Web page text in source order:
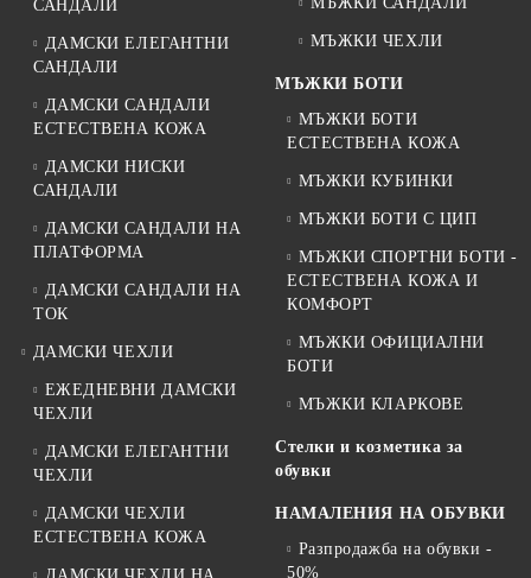
САНДАЛИ
ДАМСКИ ЕЛЕГАНТНИ
САНДАЛИ
ДАМСКИ САНДАЛИ
ЕСТЕСТВЕНА КОЖА
ДАМСКИ НИСКИ
САНДАЛИ
ДАМСКИ САНДАЛИ НА
ПЛАТФОРМА
ДАМСКИ САНДАЛИ НА
ТОК
ДАМСКИ ЧЕХЛИ
ЕЖЕДНЕВНИ ДАМСКИ
ЧЕХЛИ
ДАМСКИ ЕЛЕГАНТНИ
ЧЕХЛИ
ДАМСКИ ЧЕХЛИ
ЕСТЕСТВЕНА КОЖА
МЪЖКИ ЧЕХЛИ
МЪЖКИ БОТИ
МЪЖКИ БОТИ
ЕСТЕСТВЕНА КОЖА
МЪЖКИ КУБИНКИ
МЪЖКИ БОТИ С ЦИП
МЪЖКИ СПОРТНИ БОТИ -
ЕСТЕСТВЕНА КОЖА И
КОМФОРТ
МЪЖКИ ОФИЦИАЛНИ
БОТИ
МЪЖКИ КЛАРКОВЕ
Стелки и козметика за
обувки
НАМАЛЕНИЯ НА ОБУВКИ
Разпродажба на обувки -
50%